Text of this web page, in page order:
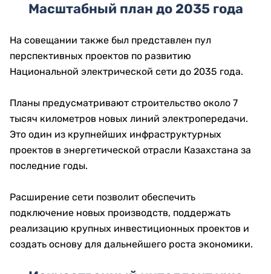
Масштабный план до 2035 года
На совещании также был представлен пул
перспективных проектов по развитию
Национальной электрической сети до 2035 года.
Планы предусматривают строительство около 7
тысяч километров новых линий электропередачи.
Это один из крупнейших инфраструктурных
проектов в энергетической отрасли Казахстана за
последние годы.
Расширение сети позволит обеспечить
подключение новых производств, поддержать
реализацию крупных инвестиционных проектов и
создать основу для дальнейшего роста экономики.